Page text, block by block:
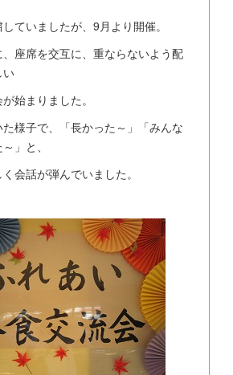
ていましたが、9月より開催。
座席を交互に、重ならないよう配
い
始まりました。
様子で、「長かった～」「みんな
」と、
会話が弾んでいました。